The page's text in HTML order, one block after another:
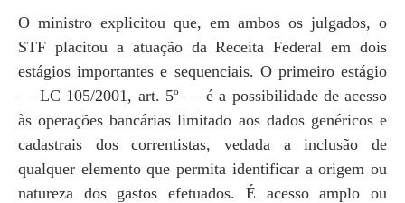
O ministro explicitou que, em ambos os julgados, o
STF placitou a atuação da Receita Federal em dois
estágios importantes e sequenciais. O primeiro estágio
— LC 105/2001, art. 5º — é a possibilidade de acesso
às operações bancárias limitado aos dados genéricos e
cadastrais dos correntistas, vedada a inclusão de
qualquer elemento que permita identificar a origem ou
natureza dos gastos efetuados. É acesso amplo ou